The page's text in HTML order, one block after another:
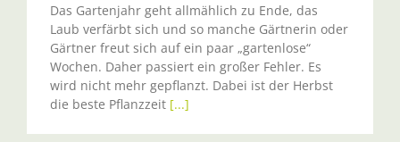
Das Gartenjahr geht allmählich zu Ende, das
Laub verfärbt sich und so manche Gärtnerin oder
Gärtner freut sich auf ein paar „gartenlose“
Wochen. Daher passiert ein großer Fehler. Es
wird nicht mehr gepflanzt. Dabei ist der Herbst
die beste Pflanzzeit [...]